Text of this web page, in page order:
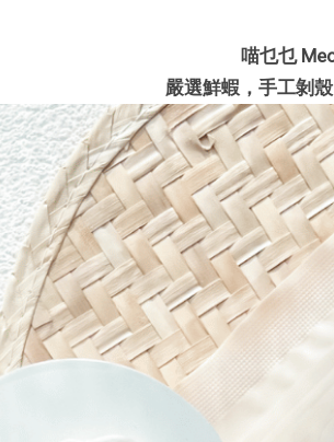
喵乜乜
嚴選鮮蝦，手工剝